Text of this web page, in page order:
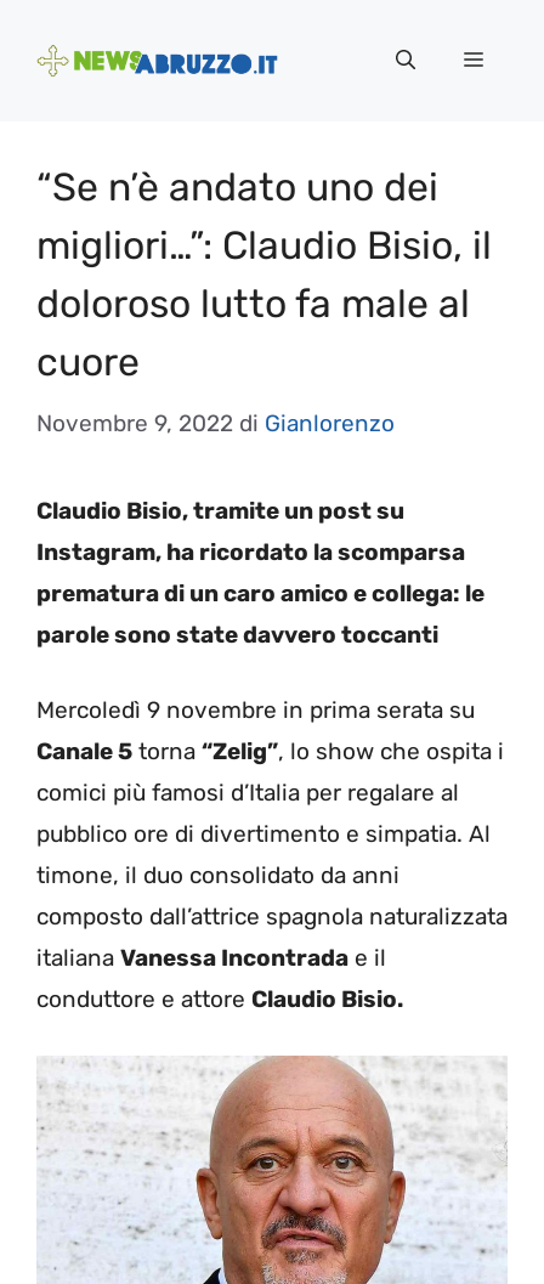
Menu
“Se n’è andato uno dei
migliori…”: Claudio Bisio, il
doloroso lutto fa male al
cuore
Novembre 9, 2022 di Gianlorenzo
Claudio Bisio, tramite un post su
Instagram, ha ricordato la scomparsa
prematura di un caro amico e collega: le
parole sono state davvero toccanti
Mercoledì 9 novembre in prima serata su
Canale 5 torna “Zelig”, lo show che ospita i
comici più famosi d’Italia per regalare al
pubblico ore di divertimento e simpatia. Al
timone, il duo consolidato da anni
composto dall’attrice spagnola naturalizzata
italiana Vanessa Incontrada e il
conduttore e attore Claudio Bisio.